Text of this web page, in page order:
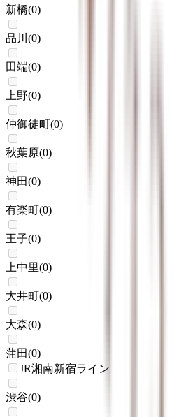
新橋(0)
品川 (0)
田端(0)
上野(0)
仲御徒町(0)
秋葉原(0)
神田(0)
有楽町(0)
王子(0)
上中里(0)
大井町(0)
大森(0)
蒲田(0)
JR湘南新宿ライン
渋谷(0)